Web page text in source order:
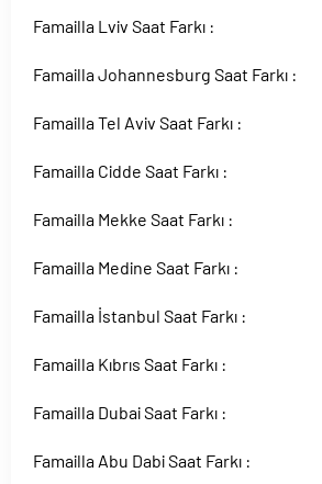
Famailla Lviv Saat Farkı :
Famailla Johannesburg Saat Farkı :
Famailla Tel Aviv Saat Farkı :
Famailla Cidde Saat Farkı :
Famailla Mekke Saat Farkı :
Famailla Medine Saat Farkı :
Famailla İstanbul Saat Farkı :
Famailla Kıbrıs Saat Farkı :
Famailla Dubai Saat Farkı :
Famailla Abu Dabi Saat Farkı :